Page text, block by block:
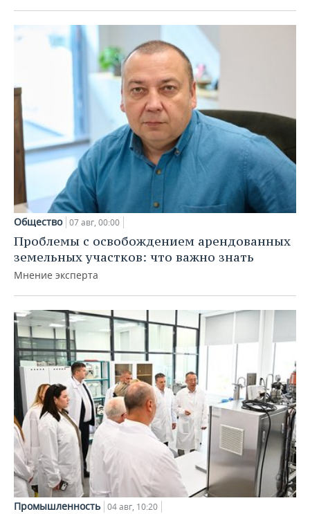
Общество 07 авг, 00:00
Проблемы с освобождением арендованных
земельных участков: что важно знать
Мнение эксперта
Промышленность 04 авг, 10:20